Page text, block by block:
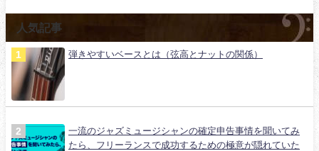
人気記事
弾きやすいベースとは（弦高とナットの関係）
一流のジャズミュージシャンの確定申告事情を聞いてみ
たら、フリーランスで成功するための極意が隠れていた